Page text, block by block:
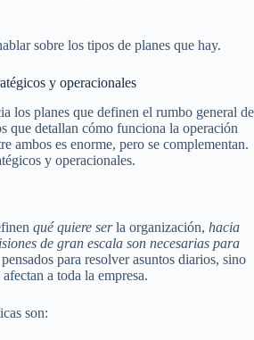
sobre los tipos de planes que hay.
y operacionales
los planes que definen el rumbo general de
que detallan cómo funciona la operación
ambos es enorme, pero se complementan.
y operacionales.
qué quiere serla organización, hacia
de gran escala son necesarias para
para resolver asuntos diarios, sino
a toda la empresa.
son: